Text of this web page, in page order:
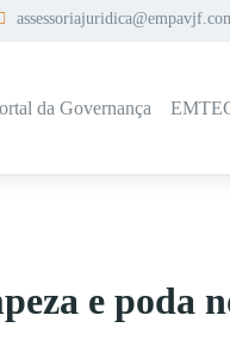
da Governança
e poda